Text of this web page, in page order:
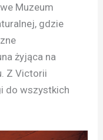
Muzeum
gdzie
żyjąca na
Z Victorii
do wszystkich